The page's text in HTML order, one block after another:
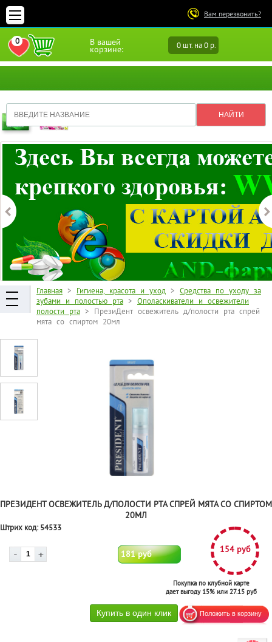
Вам перезвонить?
В вашей
корзине: 0 шт. на 0 р.
0
ПЕРЕЙТИ В ИЗБРАННОЕ
Главная > Гигиена, красота и уход > Средства по уходу за
зубами и полостью рта > Ополаскиватели и освежители
полости рта > ПрезиДент освежитель д/полости рта спрей
мята со спиртом 20мл
ПРЕЗИДЕНТ ОСВЕЖИТЕЛЬ Д/ПОЛОСТИ РТА СПРЕЙ МЯТА СО СПИРТОМ
20МЛ
Штрих код:54533
181 руб 154 руб
Покупка по клубной карте
дает выгоду 15% или 27.15 руб